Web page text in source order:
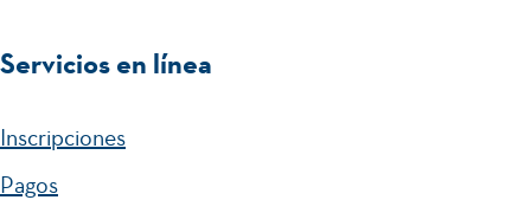
Servicios en línea
Inscripciones
Pagos